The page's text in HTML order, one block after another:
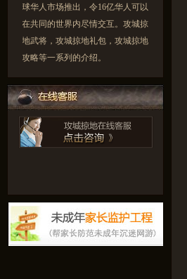
球华人市场推出，令16亿华人可以
在共同的世界内尽情交互。攻城掠
地武将，攻城掠地礼包，攻城掠地
攻略等一系列的介绍。